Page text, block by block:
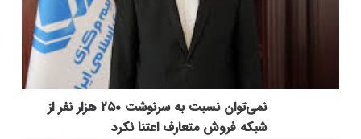
نمی‌توان نسبت به سرنوشت ۲۵۰ هزار نفر از
شبکه فروش متعارف اعتنا نکرد